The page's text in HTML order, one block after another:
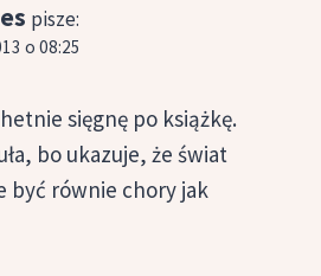
pisze:
o 08:25
sięgnę po książkę.
bo ukazuje, że świat
być równie chory jak